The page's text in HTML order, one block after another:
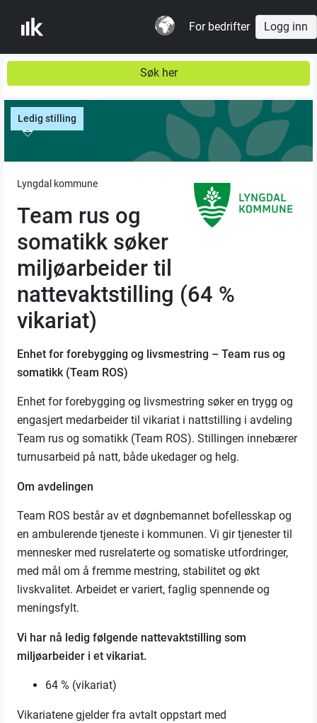
For bedrifter Logg inn
Søk her
Ledig stilling
Lyngdal kommune
Team rus og
somatikk søker
miljøarbeider til
nattevaktstilling (64 %
vikariat)
Enhet for forebygging og livsmestring – Team rus og
somatikk (Team ROS)
Enhet for forebygging og livsmestring søker en trygg og
engasjert medarbeider til vikariat i nattstilling i avdeling
Team rus og somatikk (Team ROS). Stillingen innebærer
turnusarbeid på natt, både ukedager og helg.
Om avdelingen
Team ROS består av et døgnbemannet bofellesskap og
en ambulerende tjeneste i kommunen. Vi gir tjenester til
mennesker med rusrelaterte og somatiske utfordringer,
med mål om å fremme mestring, stabilitet og økt
livskvalitet. Arbeidet er variert, faglig spennende og
meningsfylt.
Vi har nå ledig følgende nattevaktstilling som
miljøarbeider i et vikariat.
64 % (vikariat)
Vikariatene gjelder fra avtalt oppstart med